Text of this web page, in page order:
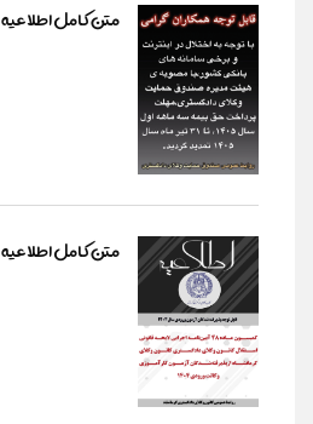
متن کامل اطلاعیه
متن کامل اطلاعیه